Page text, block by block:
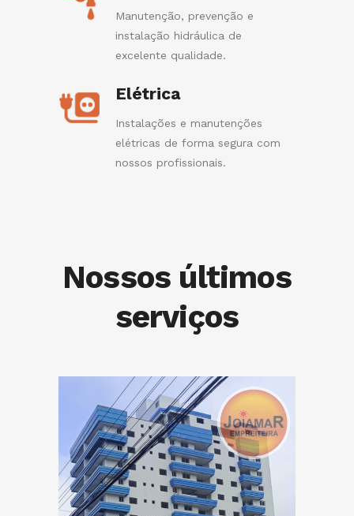
Manutenção, prevenção e
instalação hidráulica de
excelente qualidade.
Elétrica
Instalações e manutenções
elétricas de forma segura com
nossos profissionais.
Nossos últimos
serviços